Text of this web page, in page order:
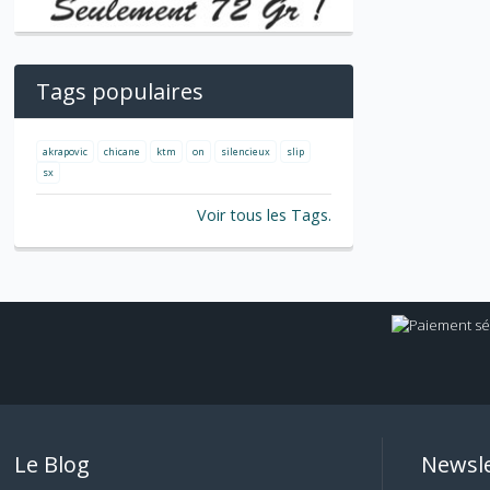
Tags populaires
akrapovic chicane ktm on silencieux
slip
sx
Voir tous les Tags.
Le Blog